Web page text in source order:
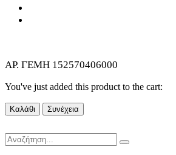
ΑΡ. ΓΕΜΗ 152570406000
You've just added this product to the cart:
Καλάθι Συνέχεια